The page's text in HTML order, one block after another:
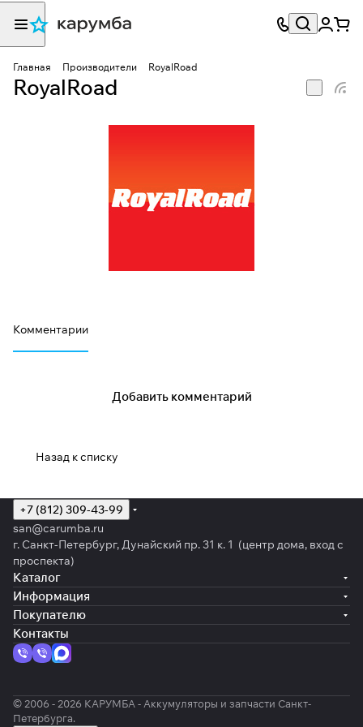
Главная Производители RoyalRoad
RoyalRoad
Комментарии
Добавить комментарий
Назад к списку
+7 (812) 309-43-99
san@carumba.ru
г. Санкт-Петербург, Дунайский пр. 31 к. 1 (центр дома, вход с
проспекта)
Каталог
Информация
Покупателю
Контакты
© 2006 - 2026 КАРУМБА - Аккумуляторы и запчасти Санкт-
Петербурга.